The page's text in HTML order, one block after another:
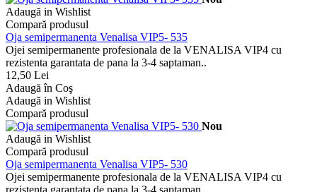
Adaugă in Wishlist
Compară produsul
Oja semipermanenta Venalisa VIP5- 535
Ojei semipermanente profesionala de la VENALISA VIP4 cu
rezistenta garantata de pana la 3-4 saptaman..
12,50 Lei
Adaugă în Coş
Adaugă in Wishlist
Compară produsul
Nou
Adaugă in Wishlist
Compară produsul
Oja semipermanenta Venalisa VIP5- 530
Ojei semipermanente profesionala de la VENALISA VIP4 cu